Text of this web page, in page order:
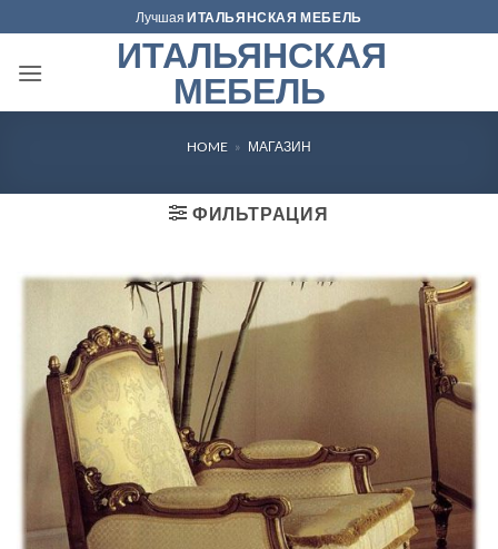
to
content
ЛучшаяИТАЛЬЯНСКАЯ МЕБЕЛЬ
ИТАЛЬЯНСКАЯ
МЕБЕЛЬ
HOME » МАГАЗИН
ФИЛЬТРАЦИЯ